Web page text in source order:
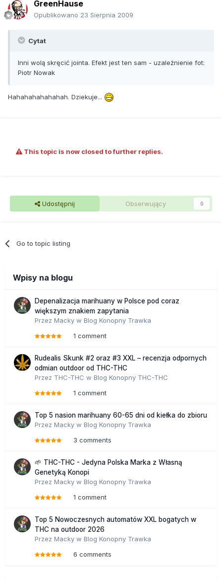
GreenHause
Opublikowano 23 Sierpnia 2009
Cytat
Inni wolą skręcić jointa. Efekt jest ten sam - uzależnienie fot:
Piotr Nowak
Hahahahahahahah. Dziekuje...
This topic is now closed to further replies.
Udostępnij Obserwujący 0
Go to topic listing
Wpisy na blogu
Depenalizacja marihuany w Polsce pod coraz
większym znakiem zapytania
Przez Macky w Blog Konopny Trawka
1 comment
Rudealis Skunk #2 oraz #3 XXL – recenzja odpornych
odmian outdoor od THC-THC
Przez THC-THC w Blog Konopny THC-THC
1 comment
Top 5 nasion marihuany 60-65 dni od kiełka do zbioru
Przez Macky w Blog Konopny Trawka
3 comments
🌱 THC-THC - Jedyna Polska Marka z Własną
Genetyką Konopi
Przez Macky w Blog Konopny Trawka
1 comment
Top 5 Nowoczesnych automatów XXL bogatych w
THC na outdoor 2026
Przez Macky w Blog Konopny Trawka
6 comments